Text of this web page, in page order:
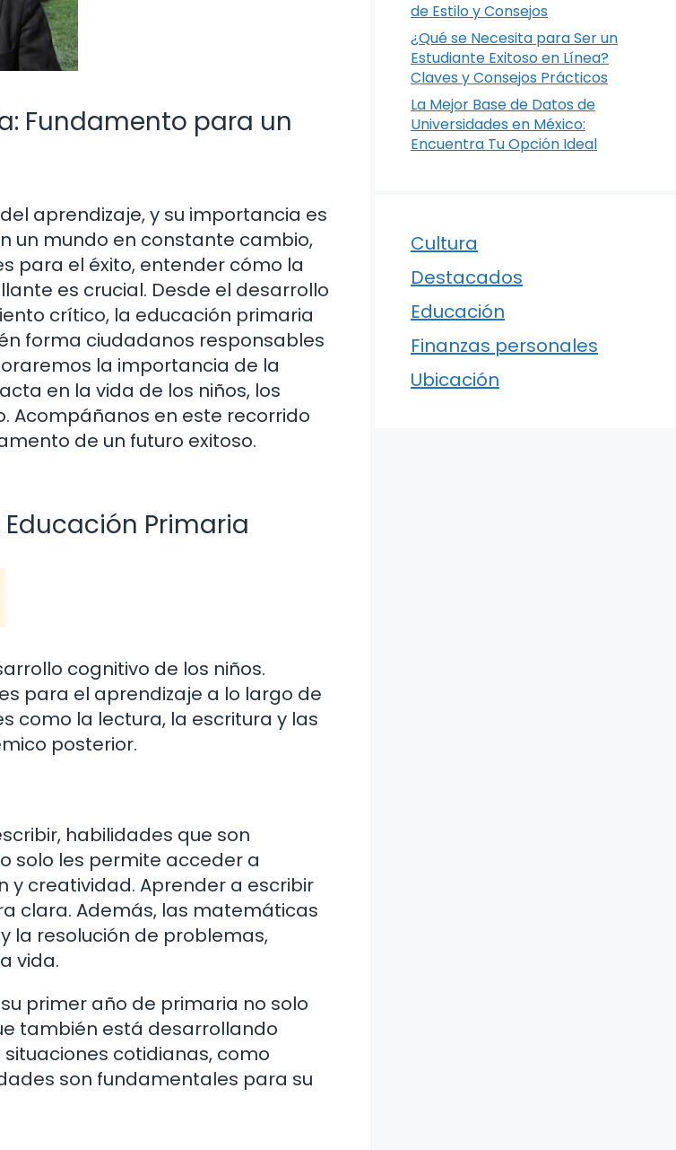
Fundamento para un
aprendizaje, y su importancia es
un mundo en constante cambio,
para el éxito, entender cómo la
es crucial. Desde el desarrollo
crítico, la educación primaria
forma ciudadanos responsables
la importancia de la
en la vida de los niños, los
Acompáñanos en este recorrido
de un futuro exitoso.
Primaria
cognitivo de los niños.
para el aprendizaje a lo largo de
como la lectura, la escritura y las
posterior.
habilidades que son
solo les permite acceder a
y creatividad. Aprender a escribir
clara. Además, las matemáticas
la resolución de problemas,
vida.
primer año de primaria no solo
también está desarrollando
cotidianas, como
son fundamentales para su
de Estilo y Consejos
¿Qué se Necesita para Ser un
Estudiante Exitoso en Línea?
Claves y Consejos Prácticos
La Mejor Base de Datos de
Universidades en México:
Encuentra Tu Opción Ideal
Cultura
Destacados
Educación
Finanzas personales
Ubicación